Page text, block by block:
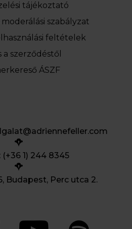
tájékoztató
szabályzat
feltételek
a szerződéstől
ÁSZF
(+36 1) 244 8345
Budapest, Perc utca 2.